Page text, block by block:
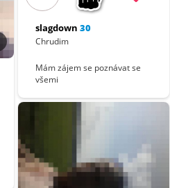
slagdown 30
Chrudim
Mám zájem se poznávat se
všemi